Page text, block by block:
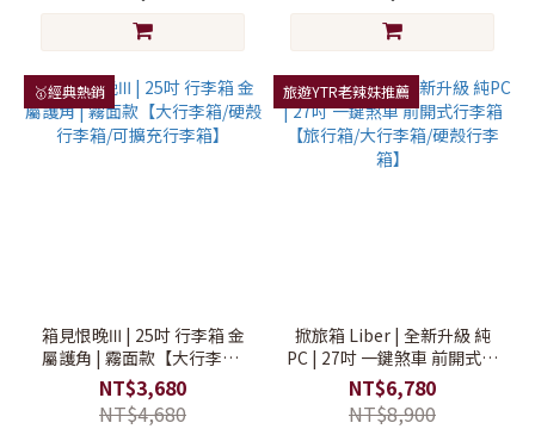
🥇經典熱銷
箱見恨晚Ⅲ | 25吋 行李箱 金
屬護角 | 霧面款【大行李箱/
硬殼行李箱/可擴充行李箱】
NT$3,680
NT$4,680
旅遊YTR老辣妹推薦
掀旅箱 Liber | 全新升級 純
PC | 27吋 一鍵煞車 前開式行
李箱【旅行箱/大行李箱/硬殼
行李箱】
NT$6,780
NT$8,900